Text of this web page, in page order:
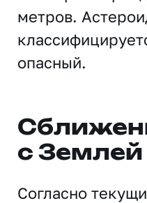
метров.
опасный.
с Землей
Согласно